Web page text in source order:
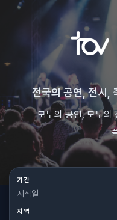
전국의 공연, 전시,
모두의 공연, 모두의
기간
지역